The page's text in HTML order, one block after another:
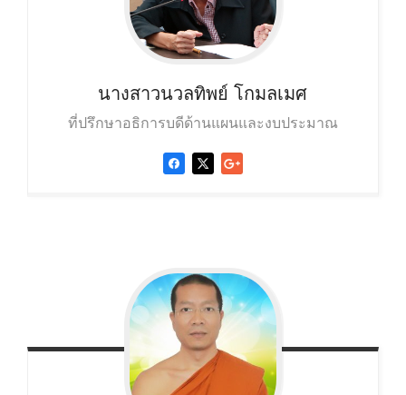
นางสาวนวลทิพย์ โกมลเมศ
ที่ปรึกษาอธิการบดีด้านแผนและงบประมาณ